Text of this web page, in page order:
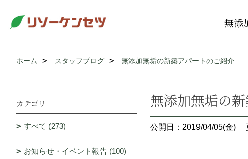
無添
ホーム スタッフブログ 無添加無垢の新築アパートのご紹介
無添加無垢の
公開日：2019/04/05(金)
カテゴリ
すべて (273)
お知らせ・イベント報告 (100)